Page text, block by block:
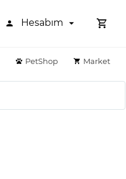
Hesabım
PetShop Market